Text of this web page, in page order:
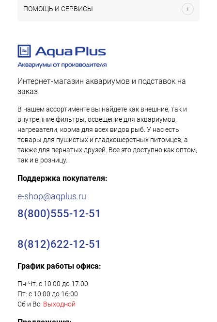
ПОМОЩЬ И СЕРВИСЫ
Интернет-магазин аквариумов и подставок на
заказ
В нашем ассортименте вы найдете как внешние, так и
внутренние фильтры, освещение для аквариумов,
нагреватели, корма для всех видов рыб. У нас есть
товары для пушистых и гладкошерстных питомцев, а
также для пернатых друзей. Все это доступно как оптом,
так и в розницу.
Поддержка покупателя:
e-shop@aqplus.ru
8(800)555-12-51
8(812)622-12-51
График работы офиса:
Пн-Чт: с 10:00 до 17:00
Пт: с 10:00 до 16:00
Сб и Вс: Выходной